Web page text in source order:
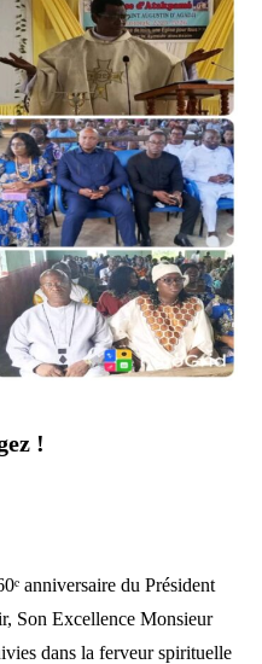
!
anniversaire du Président
Son Excellence Monsieur
dans la ferveur spirituelle